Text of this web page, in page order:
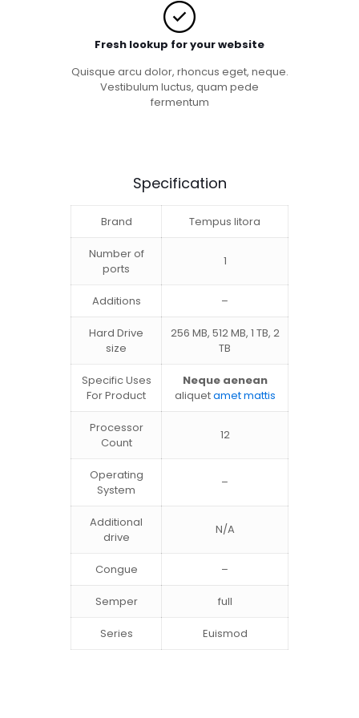
Fresh lookup for your website
Quisque arcu dolor, rhoncus eget, neque.
Vestibulum luctus, quam pede
fermentum
Specification
Brand Tempus litora
Number of
ports
1
Additions –
Hard Drive
size
256 MB, 512 MB, 1 TB, 2
TB
Specific Uses
For Product
Neque aenean
aliquetamet mattis
Processor
Count
12
Operating
System
–
Additional
drive
N/A
Congue –
Semper full
Series Euismod